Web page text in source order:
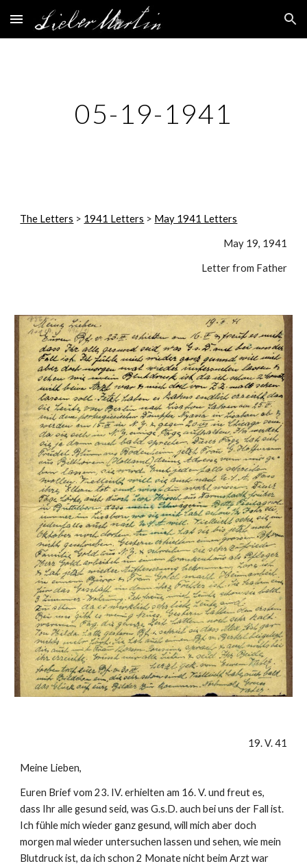
Skip to main content Skip to navigation
05-19-1941
The Letters > 1941 Letters > May 1941 Letters
May 19, 1941
Letter from Father
19. V. 41
Meine Lieben,
Euren Brief vom 23. IV. erhielten am 16. V. und freut es,
dass Ihr alle gesund seid, was G.s.D. auch bei uns der Fall ist.
Ich fühle mich wieder ganz gesund, will mich aber doch
morgen mal wieder untersuchen lassen und sehen, wie mein
Blutdruck ist, da ich schon 2 Monate nicht beim Arzt war